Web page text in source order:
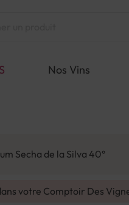
Nos Vins
Secha de la Silva 40°
votre Comptoir Des